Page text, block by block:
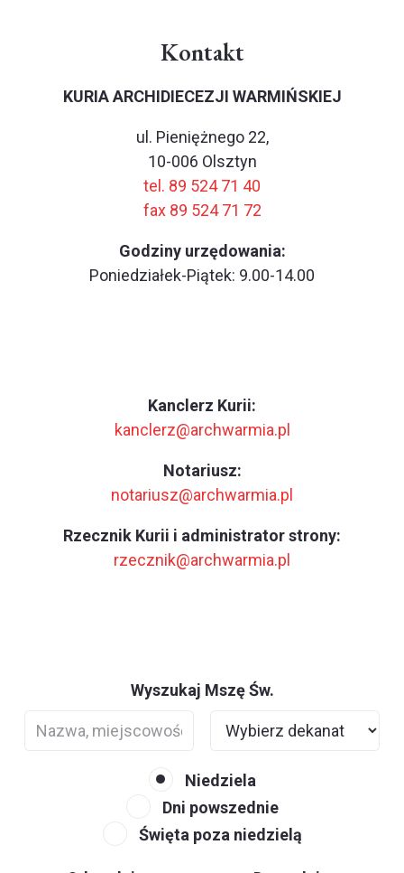
Kontakt
KURIA ARCHIDIECEZJI WARMIŃSKIEJ
ul. Pieniężnego 22,
10-006 Olsztyn
tel. 89 524 71 40
fax 89 524 71 72
Godziny urzędowania:
Poniedziałek-Piątek: 9.00-14.00
Kanclerz Kurii:
kanclerz@archwarmia.pl
Notariusz:
notariusz@archwarmia.pl
Rzecznik Kurii i administrator strony:
rzecznik@archwarmia.pl
Wyszukaj Mszę Św.
Niedziela
Dni powszednie
Święta poza niedzielą